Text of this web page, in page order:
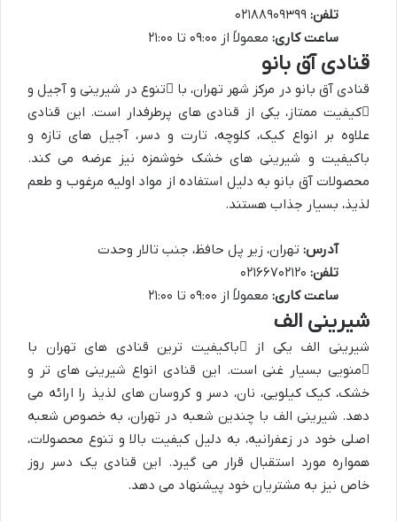
تلفن:
ساعت کاری: معمولاً از ۰۹:۰۰ تا ۲۱:۰۰
قنادی آق بانو
قنادی آق بانو در مرکز شهر تهران، با تنوع در شیرینی و آجیلو
کیفیت ممتاز، یکی از قنادی های پرطرفدار است. این قنادی
علاوه بر انواع کیک، کلوچه، تارت و دسر، آجیل های تازه و
باکیفیت و شیرینی های خشک خوشمزه نیز عرضه می کند.
محصولات آق بانو به دلیل استفاده از مواد اولیه مرغوب و طعم
لذیذ، بسیار جذاب هستند.
آدرس: تهران، زیر پل حافظ، جنب تالار وحدت
تلفن:
ساعت کاری: معمولاً از ۰۹:۰۰ تا ۲۱:۰۰
شیرینی الف
شیرینی الف یکی از باکیفیت ترین قنادی های تهران با
منویی بسیار غنیاست. این قنادی انواع شیرینی های تر و
خشک، کیک کیلویی، نان، دسر و کروسان های لذیذ را ارائه می
دهد. شیرینی الف با چندین شعبه در تهران، به خصوص شعبه
اصلی خود در زعفرانیه، به دلیل کیفیت بالا و تنوع محصولات،
همواره مورد استقبال قرار می گیرد. این قنادی یک دسر روز
خاص نیز به مشتریان خود پیشنهاد می دهد.